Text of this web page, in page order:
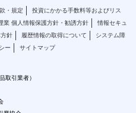
・規定
投資にかかる手数料等およびリス
業 個人情報保護方針・勧誘方針
情報セキュ
針 履歴情報の取得について
システム障
ー サイトマップ
取引業者）